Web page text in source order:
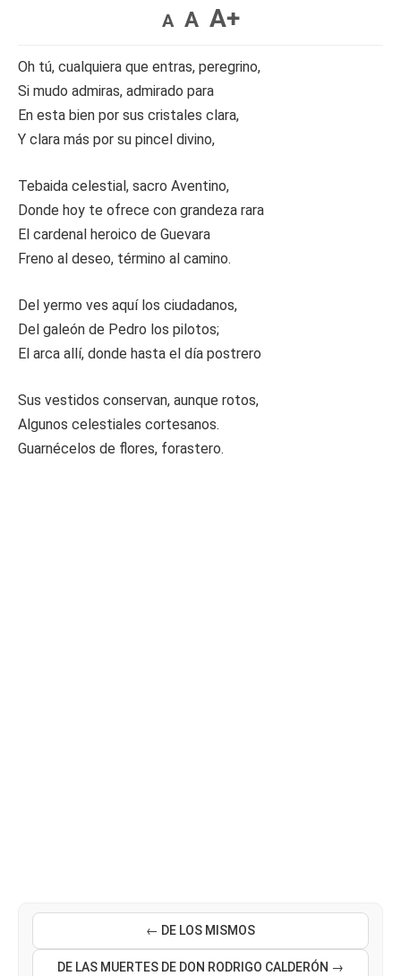
A A A+
Oh tú, cualquiera que entras, peregrino,
Si mudo admiras, admirado para
En esta bien por sus cristales clara,
Y clara más por su pincel divino,
Tebaida celestial, sacro Aventino,
Donde hoy te ofrece con grandeza rara
El cardenal heroico de Guevara
Freno al deseo, término al camino.
Del yermo ves aquí los ciudadanos,
Del galeón de Pedro los pilotos;
El arca allí, donde hasta el día postrero
Sus vestidos conservan, aunque rotos,
Algunos celestiales cortesanos.
Guarnécelos de flores, forastero.
← DE LOS MISMOS
DE LAS MUERTES DE DON RODRIGO CALDERÓN →